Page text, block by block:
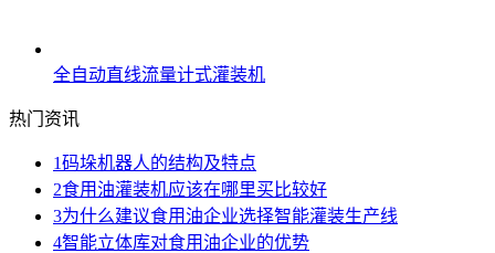
全自动直线流量计式灌装机
热门资讯
1码垛机器人的结构及特点
2食用油灌装机应该在哪里买比较好
3为什么建议食用油企业选择智能灌装生产线
4智能立体库对食用油企业的优势